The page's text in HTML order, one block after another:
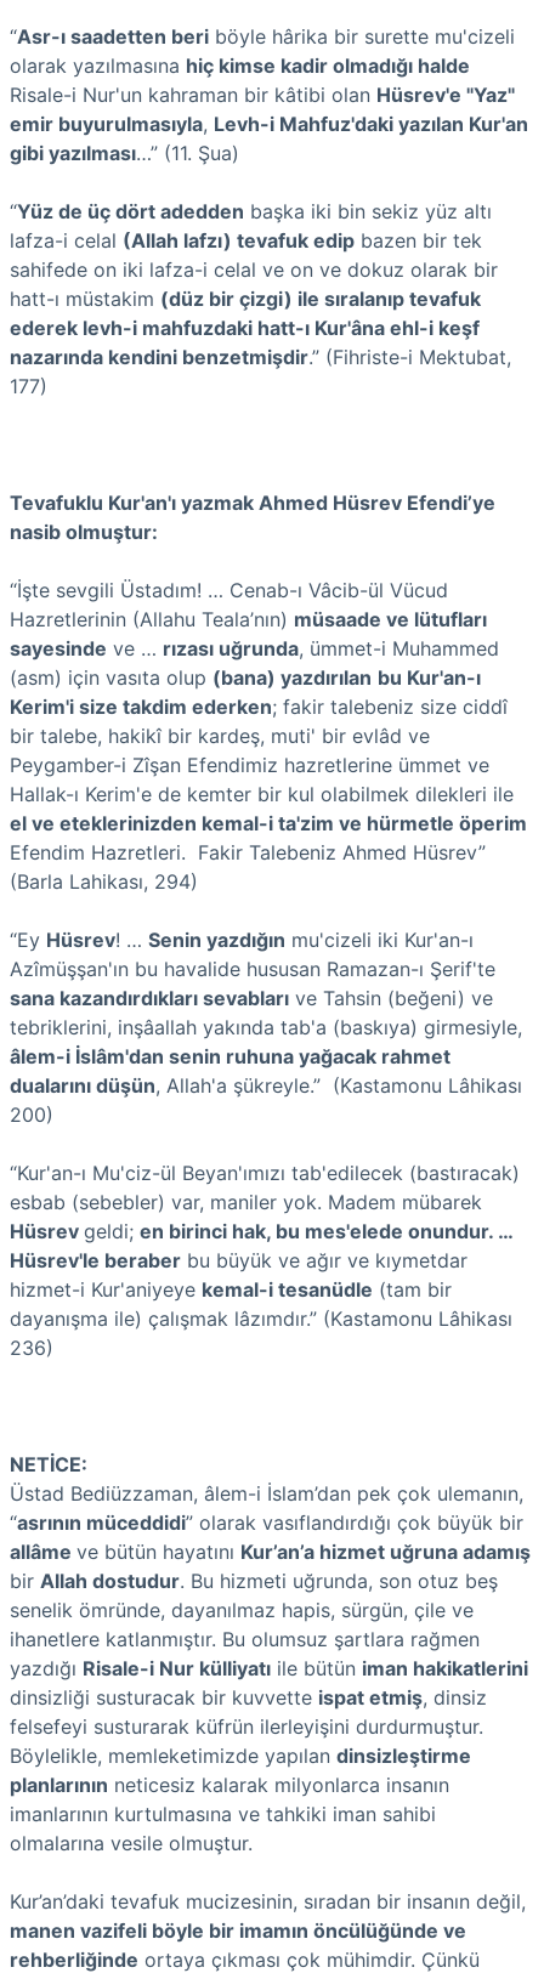
“Asr-ı saadetten beri böyle hârika bir surette mu'cizeli
olarak yazılmasına hiç kimse kadir olmadığı halde
Risale-i Nur'un kahraman bir kâtibi olan Hüsrev'e "Yaz"
emir buyurulmasıyla, Levh-i Mahfuz'daki yazılan Kur'an
gibi yazılması…” (11. Şua)
“Yüz de üç dört adedden başka iki bin sekiz yüz altı
lafza-i celal (Allah lafzı) tevafuk edip bazen bir tek
sahifede on iki lafza-i celal ve on ve dokuz olarak bir
hatt-ı müstakim (düz bir çizgi) ile sıralanıp tevafuk
ederek levh-i mahfuzdaki hatt-ı Kur'âna ehl-i keşf
nazarında kendini benzetmişdir.” (Fihriste-i Mektubat,
177)
Tevafuklu Kur'an'ı yazmak Ahmed Hüsrev Efendi’ye
nasib olmuştur:
“İşte sevgili Üstadım! … Cenab-ı Vâcib-ül Vücud
Hazretlerinin (Allahu Teala’nın) müsaade ve lütufları
sayesinde ve … rızası uğrunda, ümmet-i Muhammed
(asm) için vasıta olup (bana) yazdırılan bu Kur'an-ı
Kerim'i size takdim ederken; fakir talebeniz size ciddî
bir talebe, hakikî bir kardeş, muti' bir evlâd ve
Peygamber-i Zîşan Efendimiz hazretlerine ümmet ve
Hallak-ı Kerim'e de kemter bir kul olabilmek dilekleri ile
el ve eteklerinizden kemal-i ta'zim ve hürmetle öperim
Efendim Hazretleri. Fakir Talebeniz Ahmed Hüsrev”
(Barla Lahikası, 294)
“Ey Hüsrev! … Senin yazdığın mu'cizeli iki Kur'an-ı
Azîmüşşan'ın bu havalide hususan Ramazan-ı Şerif'te
sana kazandırdıkları sevabları ve Tahsin (beğeni) ve
tebriklerini, inşâallah yakında tab'a (baskıya) girmesiyle,
âlem-i İslâm'dan senin ruhuna yağacak rahmet
dualarını düşün, Allah'a şükreyle.” (Kastamonu Lâhikası
200)
“Kur'an-ı Mu'ciz-ül Beyan'ımızı tab'edilecek (bastıracak)
esbab (sebebler) var, maniler yok. Madem mübarek
Hüsrev geldi; en birinci hak, bu mes'elede onundur. …
Hüsrev'le beraber bu büyük ve ağır ve kıymetdar
hizmet-i Kur'aniyeye kemal-i tesanüdle (tam bir
dayanışma ile) çalışmak lâzımdır.” (Kastamonu Lâhikası
236)
NETİCE:
Üstad Bediüzzaman, âlem-i İslam’dan pek çok ulemanın,
“asrının müceddidi” olarak vasıflandırdığı çok büyük bir
allâme ve bütün hayatını Kur’an’a hizmet uğruna adamış
bir Allah dostudur. Bu hizmeti uğrunda, son otuz beş
senelik ömründe, dayanılmaz hapis, sürgün, çile ve
ihanetlere katlanmıştır. Bu olumsuz şartlara rağmen
yazdığı Risale-i Nur külliyatı ile bütün iman hakikatlerini
dinsizliği susturacak bir kuvvette ispat etmiş, dinsiz
felsefeyi susturarak küfrün ilerleyişini durdurmuştur.
Böylelikle, memleketimizde yapılan dinsizleştirme
planlarının neticesiz kalarak milyonlarca insanın
imanlarının kurtulmasına ve tahkiki iman sahibi
olmalarına vesile olmuştur.
Kur’an’daki tevafuk mucizesinin, sıradan bir insanın değil,
manen vazifeli böyle bir imamın öncülüğünde ve
rehberliğinde ortaya çıkması çok mühimdir. Çünkü